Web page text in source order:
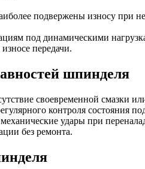
подвержены износу при
под динамическими
передачи.
шпинделя
своевременной смазки
контроля состояния
удары при
без ремонта.